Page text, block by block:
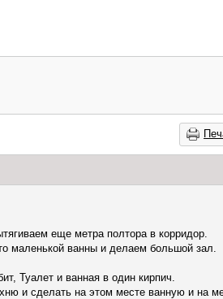
еще метра полтора в корридор.
маленькой ванны и делаем большой зал.
Туалет и ванная в один кирпич.
и сделать на этом месте ванную и на